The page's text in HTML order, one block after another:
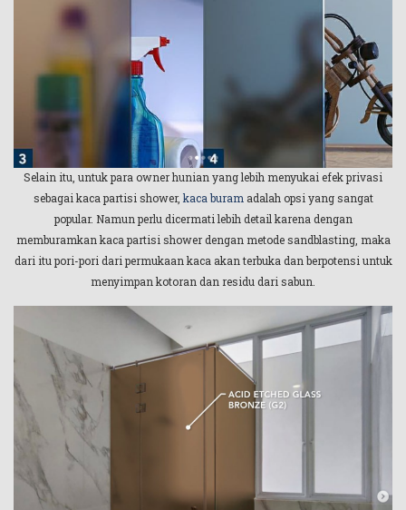
Selain itu, untuk para owner hunian yang lebih menyukai efek privasi
sebagai kaca partisi shower, kaca buramadalah opsi yang sangat
popular. Namun perlu dicermati lebih detail karena dengan
memburamkan kaca partisi shower dengan metode sandblasting, maka
dari itu pori-pori dari permukaan kaca akan terbuka dan berpotensi untuk
menyimpan kotoran dan residu dari sabun.